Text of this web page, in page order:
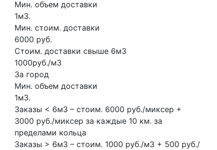
Мин. объем доставки
1м3.
Мин. стоим. доставки
6000 руб.
Стоим. доставки свыше 6м3
1000руб./м3
За город
Мин. объем доставки
1м3.
Заказы < 6м3 – стоим. 6000 руб./миксер +
3000 руб./миксер за каждые 10 км. за
пределами кольца
Заказы > 6м3 – стоим. 1000 руб./м3 + 500 руб./